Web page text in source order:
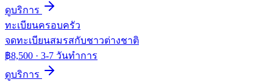
ดูบริการ
ทะเบียนครอบครัว
จดทะเบียนสมรสกับชาวต่างชาติ
฿8,500 · 3-7 วันทำการ
ดูบริการ